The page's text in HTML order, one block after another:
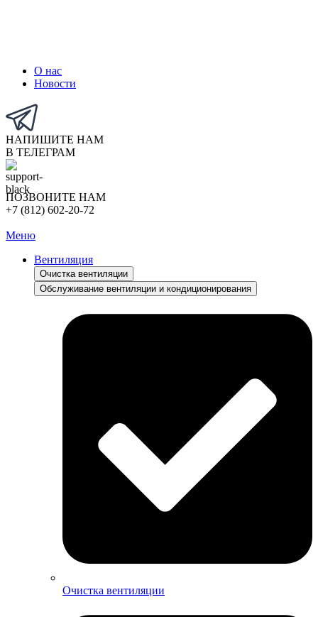
О нас
Новости
НАПИШИТЕ НАМ
В ТЕЛЕГРАМ
ПОЗВОНИТЕ НАМ
+7 (812) 602-20-72
Меню
Вентиляция
Очистка вентиляции
Обслуживание вентиляции и кондиционирования
Очистка вентиляции